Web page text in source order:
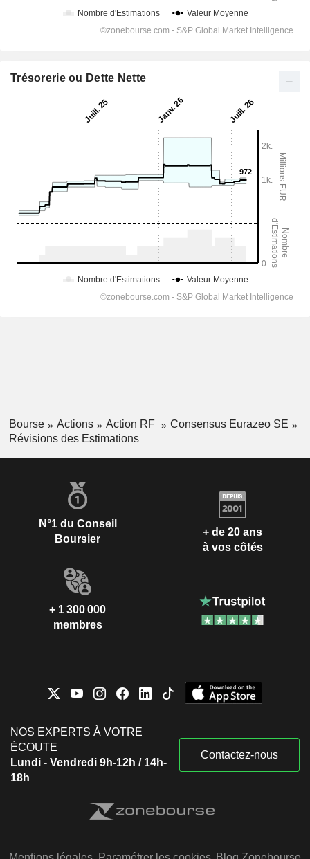
Trésorerie ou Dette Nette
Bourse Actions Action RF
Consensus Eurazeo SE
Révisions des Estimations
N°1 du Conseil
Boursier
+ de 20 ans
à vos côtés
+ 1 300 000
membres
NOS EXPERTS À VOTRE
ÉCOUTE
Lundi - Vendredi 9h-12h / 14h-
18h
Contactez-nous